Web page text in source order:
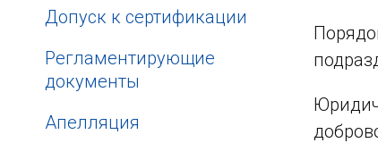
Допуск к сертификации
Рeгламентирующие
документы
Апелляция